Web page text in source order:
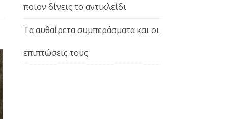
ποιον δίνεις το αντικλείδι
Τα αυθαίρετα συμπεράσματα και οι
επιπτώσεις τους